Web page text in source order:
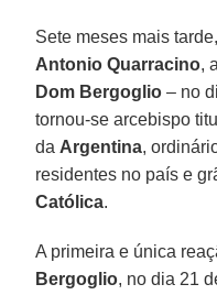
Sete meses mais
Antonio Quarracino,
Dom Bergoglio – no
tornou-se arcebispo
da Argentina,
residentes no país e
Católica.
A primeira e única
Bergoglio, no dia 21